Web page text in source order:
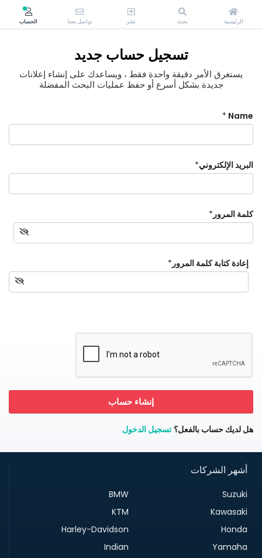
تسجيل حساب جديد
يستغرق الأمر دقيقة واحدة فقط ، ويساعدك على إنشاء إعلانات
جديدة بشكل أسرع أو حفظ عمليات البحث المفضلة
Name
*
البريد الإلكتروني*
كلمة المرور *
إعادة كتابة كلمة المرور *
إنشاء حساب
هل لديك حساب بالفعل؟ تسجيل الدخول
أشهر الشركات
Suzuki
BMW
Kawasaki
KTM
Honda
Harley-Davidson
Yamaha
Indian
الرئيسية بحث نشر تواصل معنا الحساب